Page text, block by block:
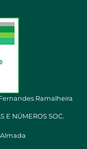
Ramalheira
E NÚMEROS SOC.
Almada